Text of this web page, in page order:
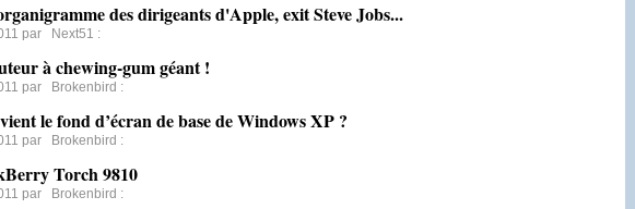
des dirigeants d'Apple, exit Steve Jobs...
par Next51 :
à chewing-gum géant !
par Brokenbird :
le fond d’écran de base de Windows XP ?
par Brokenbird :
Torch 9810
par Brokenbird :